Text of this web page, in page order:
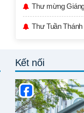
Thư mừng
Thư Tuần
Kết nối